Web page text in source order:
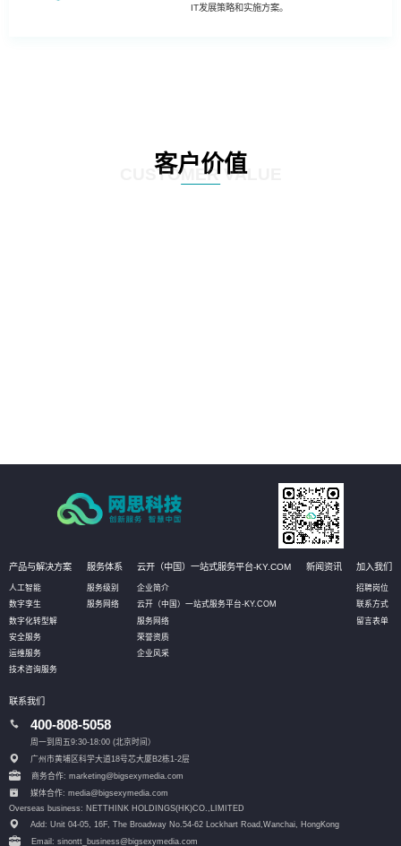
IT发展策略和实施方案。
客户价值
CUSTOMER VALUE
产品与解决方案
人工智能
数字孪生
数字化转型解
安全服务
运维服务
技术咨询服务
服务体系
服务级别
服务网络
云开（中国）一站式服务平台-KY.COM
企业简介
云开（中国）一站式服务平台-KY.COM
服务网络
荣誉资质
企业风采
新闻资讯 加入我们
招聘岗位
联系方式
留言表单
联系我们
400-808-5058
周一到周五9:30-18:00 (北京时间）
广州市黄埔区科学大道18号芯大厦B2栋1-2层
商务合作: marketing@bigsexymedia.com
媒体合作: media@bigsexymedia.com
Overseas business: NETTHINK HOLDINGS(HK)CO.,LIMITED
Add: Unit 04-05, 16F, The Broadway No.54-62 Lockhart Road, Wanchai, HongKong
Email: sinontt_business@bigsexymedia.com